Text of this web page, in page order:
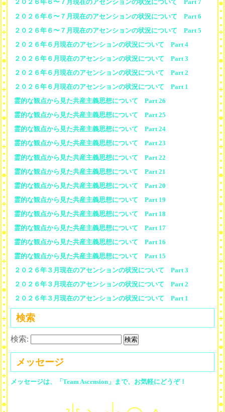
２０２６年６〜７月現在のアセンションの状況について Part 7
２０２６年６〜７月現在のアセンションの状況について Part 6
２０２６年６〜７月現在のアセンションの状況について Part 5
２０２６年６月現在のアセンションの状況について Part 4
２０２６年６月現在のアセンションの状況について Part 3
２０２６年６月現在のアセンションの状況について Part 2
２０２６年６月現在のアセンションの状況について Part 1
霊的な観点から見た共産主義思想について Part 26
霊的な観点から見た共産主義思想について Part 25
霊的な観点から見た共産主義思想について Part 24
霊的な観点から見た共産主義思想について Part 23
霊的な観点から見た共産主義思想について Part 22
霊的な観点から見た共産主義思想について Part 21
霊的な観点から見た共産主義思想について Part 20
霊的な観点から見た共産主義思想について Part 19
霊的な観点から見た共産主義思想について Part 18
霊的な観点から見た共産主義思想について Part 17
霊的な観点から見た共産主義思想について Part 16
霊的な観点から見た共産主義思想について Part 15
２０２６年３月現在のアセンションの状況について Part 3
２０２６年３月現在のアセンションの状況について Part 2
２０２６年３月現在のアセンションの状況について Part 1
検索
検索:
メッセージ
メッセージは、「Team Ascension」まで、お気軽にどうぞ！